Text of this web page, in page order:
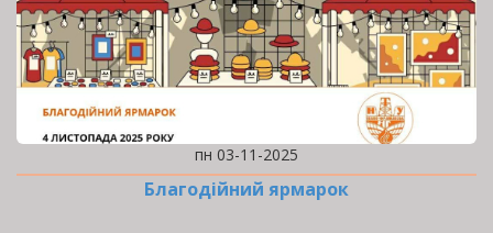
пн 03-11-2025
Благодійний ярмарок